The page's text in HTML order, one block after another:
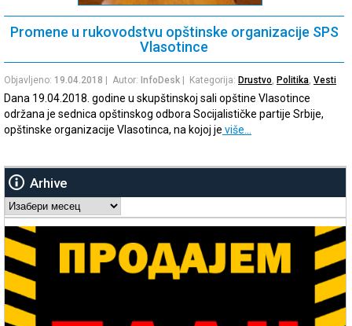
Promene u rukovodstvu opštinske organizacije SPS
Vlasotince
Objavljeno: 19.04.2018 | Autor: InfoDesk | Kategorija: Drustvo, Politika, Vesti
Dana 19.04.2018. godine u skupštinskoj sali opštine Vlasotince
održana je sednica opštinskog odbora Socijalističke partije Srbije,
opštinske organizacije Vlasotinca, na kojoj je više…
Arhive
Arhive